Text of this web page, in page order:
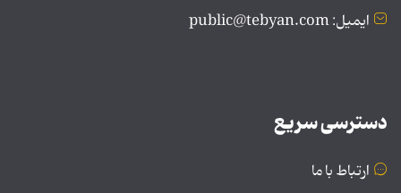
ایمیل: public@tebyan.com
دسترسی سریع
ارتباط با ما